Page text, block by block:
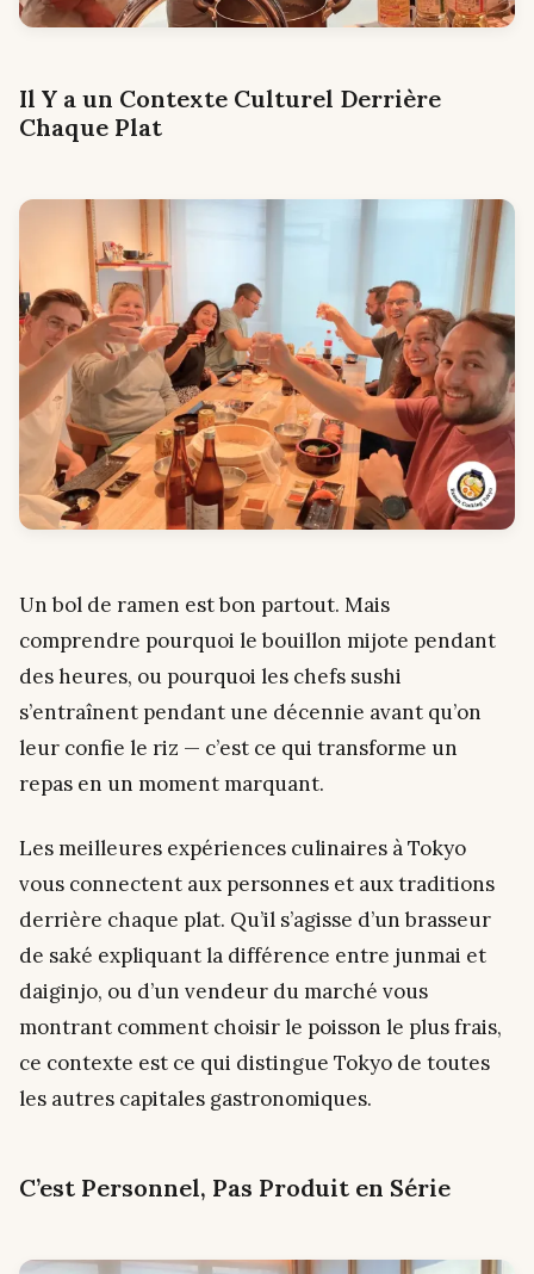
Il Y a un Contexte Culturel Derrière
Chaque Plat
Un bol de ramen est bon partout. Mais
comprendre pourquoi le bouillon mijote pendant
des heures, ou pourquoi les chefs sushi
s’entraînent pendant une décennie avant qu’on
leur confie le riz — c’est ce qui transforme un
repas en un moment marquant.
Les meilleures expériences culinaires à Tokyo
vous connectent aux personnes et aux traditions
derrière chaque plat. Qu’il s’agisse d’un brasseur
de saké expliquant la différence entre junmai et
daiginjo, ou d’un vendeur du marché vous
montrant comment choisir le poisson le plus frais,
ce contexte est ce qui distingue Tokyo de toutes
les autres capitales gastronomiques.
C’est Personnel, Pas Produit en Série